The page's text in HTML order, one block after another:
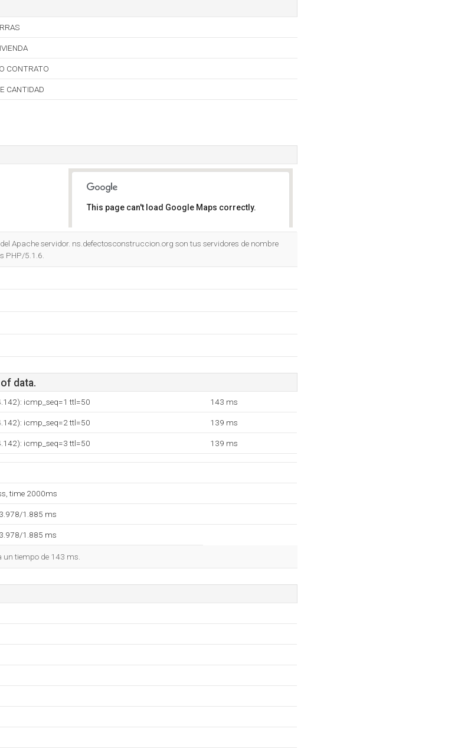
CONTRATO
CANTIDAD
This page can't load Google Maps correctly.
Apache servidor. ns.defectosconstruccion.org son tus servidores de nombre
PHP/5.1.6.
data.
icmp_seq=1 ttl=50 143 ms
icmp_seq=2 ttl=50 139 ms
icmp_seq=3 ttl=50 139 ms
time 2000ms
1.885 ms
1.885 ms
un tiempo de 143 ms.